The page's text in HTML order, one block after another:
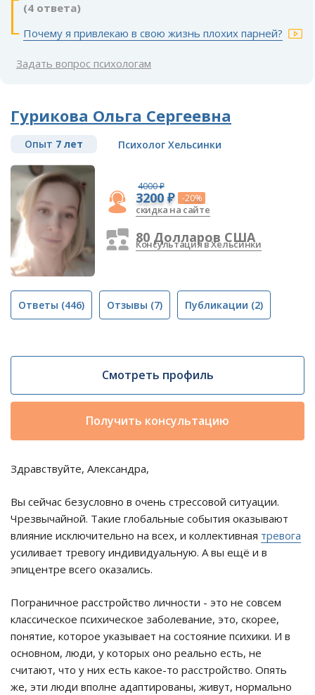
(4 ответа)
Почему я привлекаю в свою жизнь плохих парней?
Задать вопрос психологам
Гурикова Ольга Сергеевна
Опыт 7 лет Психолог Хельсинки
4000 ₽
3200 ₽ -20%
скидка на сайте
80 Долларов США
Консультация в Хельсинки
Ответы (446) Отзывы (7) Публикации (2)
Смотреть профиль
Получить консультацию
Здравствуйте, Александра,
Вы сейчас безусловно в очень стрессовой ситуации.
Чрезвычайной. Такие глобальные события оказывают
влияние исключительно на всех, и коллективная тревога
усиливает тревогу индивидуальную. А вы ещё и в
эпицентре всего оказались.
Пограничное расстройство личности - это не совсем
классическое психическое заболевание, это, скорее,
понятие, которое указывает на состояние психики. И в
основном, люди, у которых оно реально есть, не
считают, что у них есть какое-то расстройство. Опять
же, эти люди вполне адаптированы, живут, нормально